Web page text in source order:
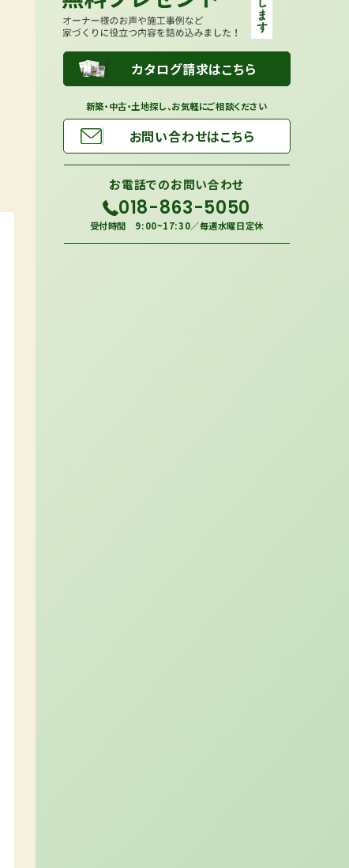
カタログ請求はこちら
新築・中古・土地探し、お気軽にご相談ください
お問い合わせはこちら
お電話でのお問い合わせ
018-863-5050
受付時間 9:00~17:30／毎週水曜日定休